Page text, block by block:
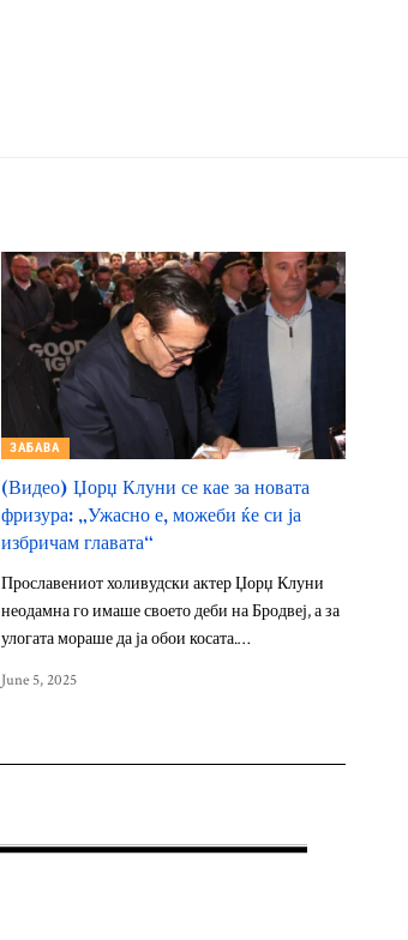
ЗАБАВА
(Видео) Џорџ Клуни се кае за новата
фризура: „Ужасно е, можеби ќе си ја
избричам главата“
Прославениот холивудски актер Џорџ Клуни
неодамна го имаше своето деби на Бродвеј, а за
улогата мораше да ја обои косата.…
June 5, 2025